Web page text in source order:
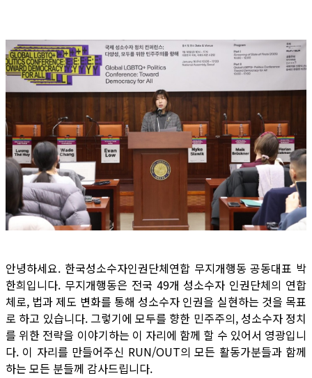
안녕하세요. 한국성소수자인권단체연합 무지개행동 공동대표 박
한희입니다. 무지개행동은 전국 49개 성소수자 인권단체의 연합
체로, 법과 제도 변화를 통해 성소수자 인권을 실현하는 것을 목표
로 하고 있습니다. 그렇기에 모두를 향한 민주주의, 성소수자 정치
를 위한 전략을 이야기하는 이 자리에 함께 할 수 있어서 영광입니
다. 이 자리를 만들어주신 RUN/OUT의 모든 활동가분들과 함께
하는 모든 분들께 감사드립니다.